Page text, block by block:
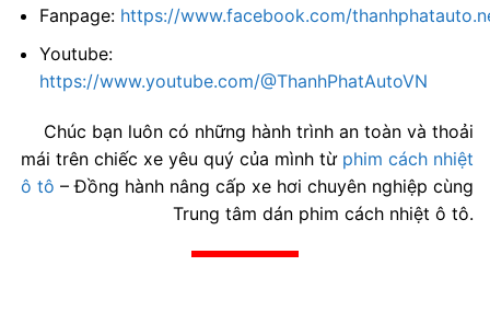
Fanpage: https://www.facebook.com/
Youtube:
https://www.youtube.com/@ThanhPhatAutoVN
Chúc bạn luôn có những hành trình an toàn và thoải
mái trên chiếc xe yêu quý của mình từ phim cách nhiệt
ô tô – Đồng hành nâng cấp xe hơi chuyên nghiệp cùng
Trung tâm dán phim cách nhiệt ô tô.